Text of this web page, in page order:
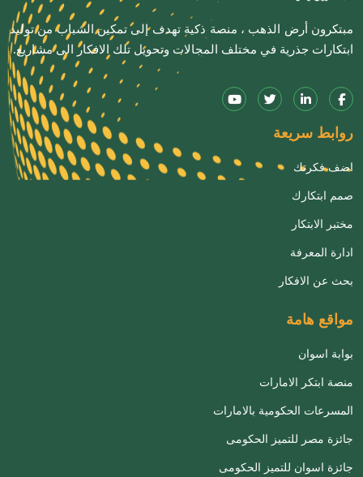
مبتكرون أرض الذهب ، منصة ذكية تهدف إلى تمكين الشباب من توليد
ابتكارات جذرية في مختلف المجالات وتحويل تلك الافكار الى مشاريع.
روابط سريعة
اضف فكرتك
صمم ابتكارك
مختبر الابتكار
ادارة المعرفة
بحث عن الافكار
مواقع هامة
بوابة اسوان
منصة ابتكر الامارات
المسرعات الحكومية بالامارات
جائزة مصر للتميز الحكومى
جائزة اسوان للتميز الحكومى